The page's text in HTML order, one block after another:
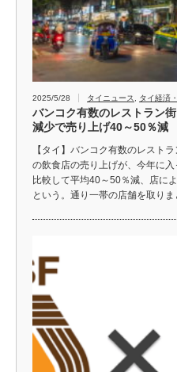
2025/5/28 タイニュース タイ経済
バンコク有数のレストラン
減少で売り上げ40～50％減
【タイ】バンコク有数のレスト
の飲食店の売り上げが、今年に
比較して平均40～50％減、店に
という。通り一帯の店舗を取りま